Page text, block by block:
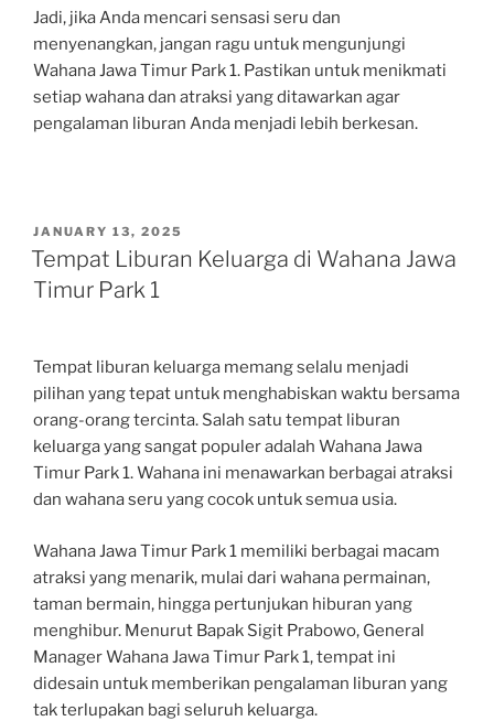
Jadi, jika Anda mencari sensasi seru dan
menyenangkan, jangan ragu untuk mengunjungi
Wahana Jawa Timur Park 1. Pastikan untuk menikmati
setiap wahana dan atraksi yang ditawarkan agar
pengalaman liburan Anda menjadi lebih berkesan.
POSTED
ON
JANUARY 13, 2025
Tempat Liburan Keluarga di Wahana Jawa
Timur Park 1
Tempat liburan keluarga memang selalu menjadi
pilihan yang tepat untuk menghabiskan waktu bersama
orang-orang tercinta. Salah satu tempat liburan
keluarga yang sangat populer adalah Wahana Jawa
Timur Park 1. Wahana ini menawarkan berbagai atraksi
dan wahana seru yang cocok untuk semua usia.
Wahana Jawa Timur Park 1 memiliki berbagai macam
atraksi yang menarik, mulai dari wahana permainan,
taman bermain, hingga pertunjukan hiburan yang
menghibur. Menurut Bapak Sigit Prabowo, General
Manager Wahana Jawa Timur Park 1, tempat ini
didesain untuk memberikan pengalaman liburan yang
tak terlupakan bagi seluruh keluarga.